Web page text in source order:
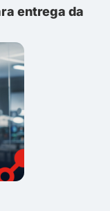
entrega da